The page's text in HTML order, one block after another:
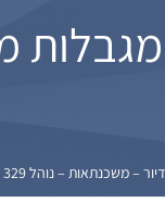
– משכנתאות – נוהל 329